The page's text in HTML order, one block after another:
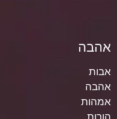
אהבה
אבות
אהבה
אמהות